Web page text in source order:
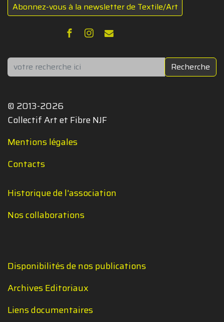
Abonnez-vous à la newsletter de Textile/Art
Rechercher Recherche
© 2013-2026
Collectif Art et Fibre NJF
Mentions légales
Contacts
Historique de l'association
Nos collaborations
Disponibilités de nos publications
Archives Editoriaux
Liens documentaires